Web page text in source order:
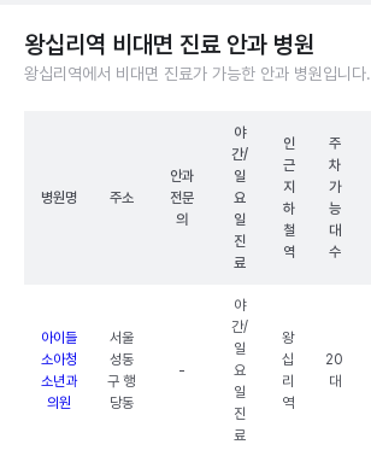
왕십리역 비대면 진료 안과 병원
왕십리역에서 비대면 진료가 가능한 안과 병원입니다.
병원명 주소
안과
전문
의
야
간/
일
요
일
진
료
인
근
지
하
철
역
주
차
가
능
대
수
아이들
소아청
소년과
의원
서울
성동
구 행
당동
-
야
간/
일
요
일
진
료
왕
십
리
역
20
대